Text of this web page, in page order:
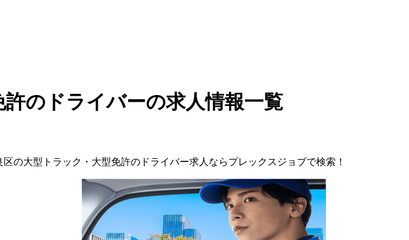
許のドライバーの求人情報一覧
区の大型トラック・大型免許の ドライバー求人ならプレックスジョブで検索！